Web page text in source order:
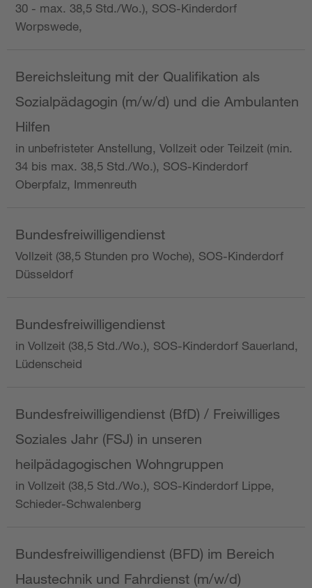
30 - max. 38,5 Std./Wo.), SOS-Kinderdorf
Worpswede,
Bereichsleitung mit der Qualifikation als
Sozialpädagogin (m/w/d) und die Ambulanten
Hilfen
in unbefristeter Anstellung, Vollzeit oder Teilzeit (min.
34 bis max. 38,5 Std./Wo.), SOS-Kinderdorf
Oberpfalz, Immenreuth
Bundesfreiwilligendienst
Vollzeit (38,5 Stunden pro Woche), SOS-Kinderdorf
Düsseldorf
Bundesfreiwilligendienst
in Vollzeit (38,5 Std./Wo.), SOS-Kinderdorf Sauerland,
Lüdenscheid
Bundesfreiwilligendienst (BfD) / Freiwilliges
Soziales Jahr (FSJ) in unseren
heilpädagogischen Wohngruppen
in Vollzeit (38,5 Std./Wo.), SOS-Kinderdorf Lippe,
Schieder-Schwalenberg
Bundesfreiwilligendienst (BFD) im Bereich
Haustechnik und Fahrdienst (m/w/d)